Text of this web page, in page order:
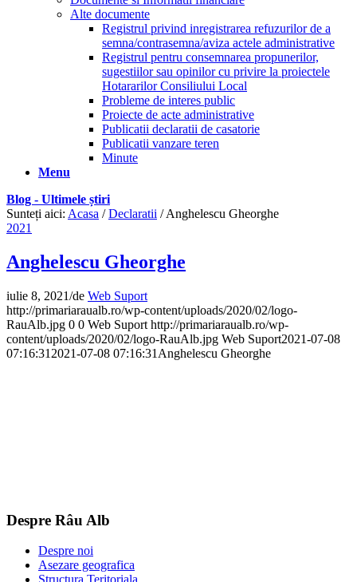
Alte documente
Registrul privind inregistrarea refuzurilor de a
semna/contrasemna/aviza actele administrative
Registrul pentru consemnarea propunerilor,
sugestiilor sau opinilor cu privire la proiectele
Hotararilor Consiliului Local
Probleme de interes public
Proiecte de acte administrative
Publicatii declaratii de casatorie
Publicatii vanzare teren
Minute
Menu
Blog - Ultimele știri
Sunteți aici: Acasa / Declaratii / Anghelescu Gheorghe
2021
Anghelescu Gheorghe
iulie 8, 2021/de Web Suport
http://primariaraualb.ro/wp-content/uploads/2020/02/logo-
RauAlb.jpg 0 0 Web Suport http://primariaraualb.ro/wp-
content/uploads/2020/02/logo-RauAlb.jpg Web Suport2021-07-08
07:16:31 2021-07-08 07:16:31 Anghelescu Gheorghe
Despre Râu Alb
Despre noi
Asezare geografica